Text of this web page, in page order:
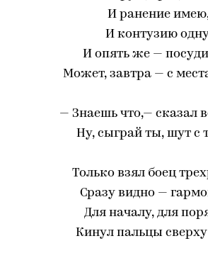
И ранение
И контузию
И опять же —
Может, завтра — с
— Знаешь что,— сказал
Ну, сыграй ты, шут с
Только взял боец
Сразу видно —
Для началу, для
Кинул пальцы